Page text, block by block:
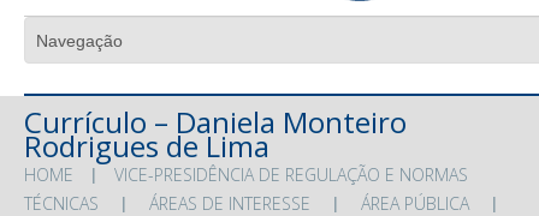
Currículo – Daniela Monteiro
Rodrigues de Lima
HOME
VICE-PRESIDÊNCIA DE REGULAÇÃO E NORMAS
TÉCNICAS
ÁREAS DE INTERESSE
ÁREA PÚBLICA